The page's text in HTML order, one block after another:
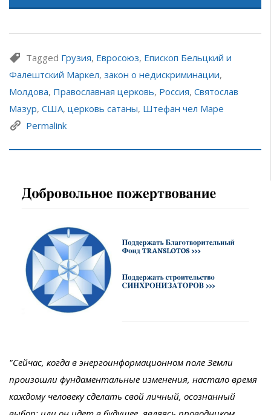
Tagged Грузия, Евросоюз, Епископ Бельцкий и
Фалештский Маркел, закон о недискриминации,
Молдова, Православная церковь, Россия, Святослав
Мазур, США, церковь сатаны, Штефан чел Маре
Permalink
"Сейчас, когда в энергоинформационном поле Земли
произошли фундаментальные изменения, настало время
каждому человеку сделать свой личный, осознанный